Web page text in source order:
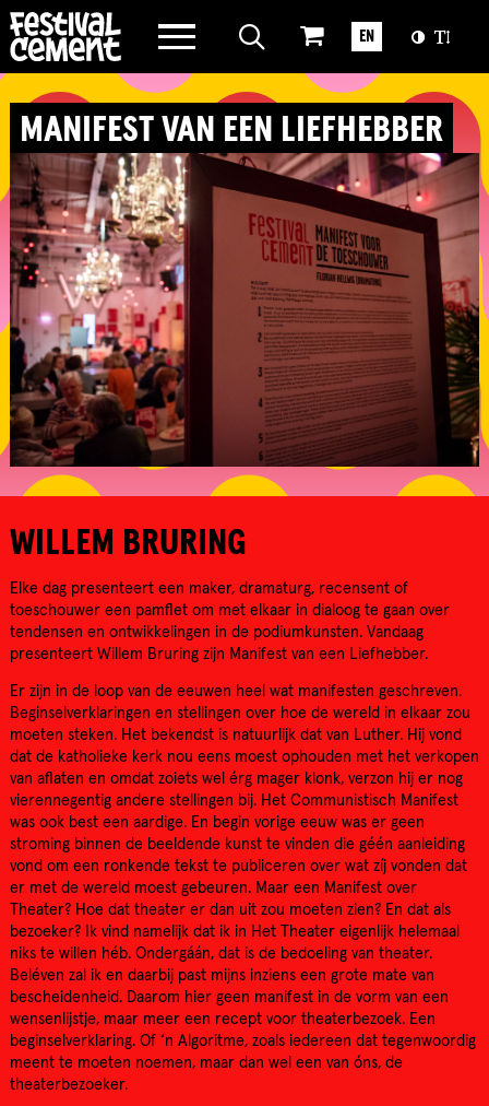
WAT WE DOEN
OVER CEMENT
EN
MANIFEST VAN EEN LIEFHEBBER
WILLEM BRURING
Elke dag presenteert een maker, dramaturg, recensent of
toeschouwer een pamflet om met elkaar in dialoog te gaan over
tendensen en ontwikkelingen in de podiumkunsten. Vandaag
presenteert Willem Bruring zijn Manifest van een Liefhebber.
Er zijn in de loop van de eeuwen heel wat manifesten geschreven.
Beginselverklaringen en stellingen over hoe de wereld in elkaar zou
moeten steken. Het bekendst is natuurlijk dat van Luther. Hij vond
dat de katholieke kerk nou eens moest ophouden met het verkopen
van aflaten en omdat zoiets wel érg mager klonk, verzon hij er nog
vierennegentig andere stellingen bij. Het Communistisch Manifest
was ook best een aardige. En begin vorige eeuw was er geen
stroming binnen de beeldende kunst te vinden die géén aanleiding
vond om een ronkende tekst te publiceren over wat zíj vonden dat
er met de wereld moest gebeuren. Maar een Manifest over
Theater? Hoe dat theater er dan uit zou moeten zien? En dat als
bezoeker? Ik vind namelijk dat ik in Het Theater eigenlijk helemaal
niks te willen héb. Ondergáán, dat is de bedoeling van theater.
Beléven zal ik en daarbij past mijns inziens een grote mate van
bescheidenheid. Daarom hier geen manifest in de vorm van een
wensenlijstje, maar meer een recept voor theaterbezoek. Een
beginselverklaring. Of ‘n Algoritme, zoals iedereen dat tegenwoordig
meent te moeten noemen, maar dan wel een van óns, de
theaterbezoeker.